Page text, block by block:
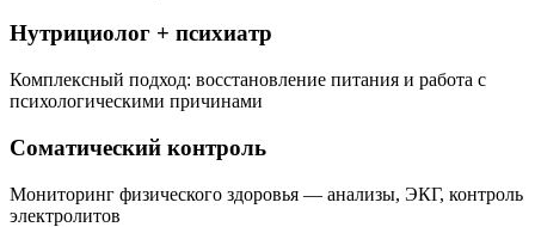
Нутрициолог + психиатр
Комплексный подход: восстановление питания и работа с
психологическими причинами
Соматический контроль
Мониторинг физического здоровья — анализы, ЭКГ, контроль
электролитов